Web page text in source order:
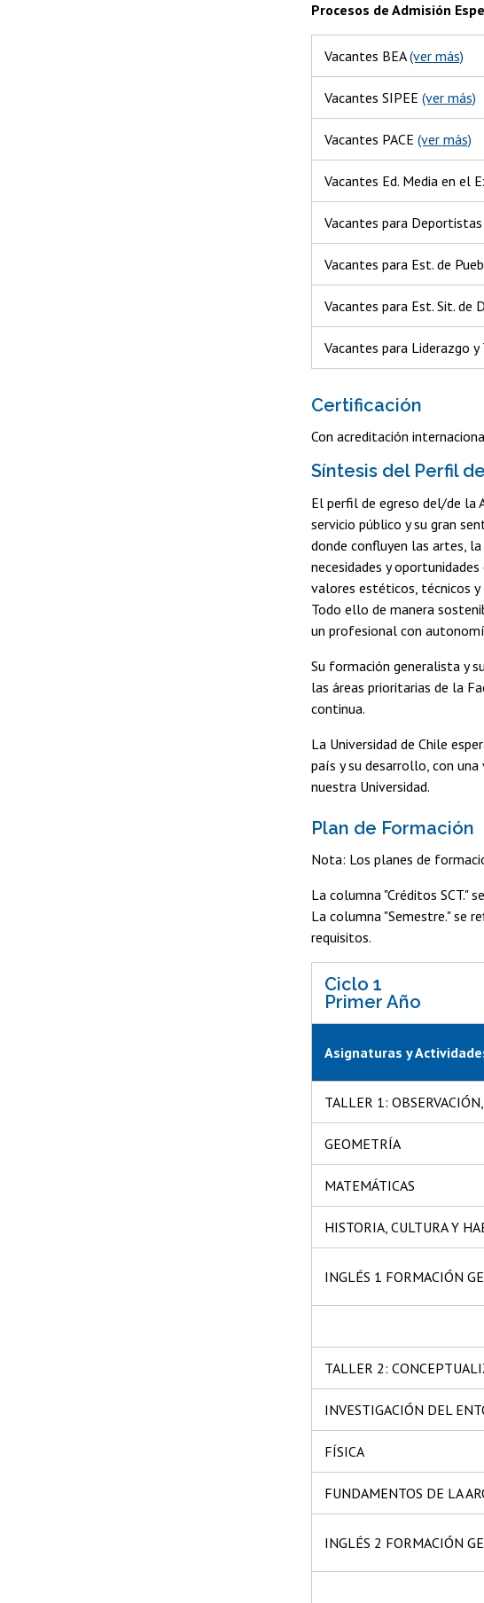
Procesos de Admisión
Vacantes BEA(ver más)
Vacantes SIPEE (ver más)
Vacantes PACE (ver más)
Vacantes Ed. Media en el
Vacantes para
Vacantes para Est. de
Vacantes para Est. Sit. de
Vacantes para Liderazgo
Certificación
Con acreditación
Síntesis del Perfil
El perfil de egreso del/de la
servicio público y su gran
donde confluyen las artes,
necesidades y
valores estéticos, técnicos y
Todo ello de manera
un profesional con
Su formación generalista y
las áreas prioritarias de la
continua.
La Universidad de Chile
país y su desarrollo, con
nuestra Universidad.
Plan de Formación
Nota: Los planes de
La columna "Créditos SCT."
La columna "Semestre." se
requisitos.
Ciclo 1
Primer Año
Asignaturas y
TALLER 1:
GEOMETRÍA
MATEMÁTICAS
HISTORIA, CULTURA Y
INGLÉS 1 FORMACIÓN
TALLER 2:
INVESTIGACIÓN DEL
FÍSICA
FUNDAMENTOS DE LA
INGLÉS 2 FORMACIÓN